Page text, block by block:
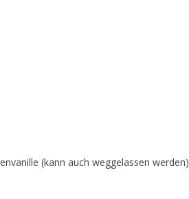
(kann auch weggelassen werden)